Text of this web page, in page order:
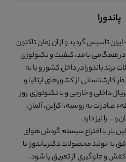
پاندورا
در تهران - ایران تاسیس گردید و از آن زمان تاکنون
همگامی با مد، کیفیت و تکنولوژی
پاندورا در داخل کشور و با به
کارشناسانی از کشورهای ایتالیا و
داخلی و خارجی و با تکنولوژی روز
صادرات به روسیه، اکراین، آلمان،
و... را نیز دارد.
بار با اختراع سیستم گردش هوای
تولید محصولات دکترپاندورا با
و جلوگیری از تعریق پا شود.